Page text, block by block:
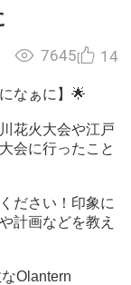
7645 14
なぁに】🌟
花火大会や江戸
会に行ったこと
ださい！印象に
計画などを教え
Olantern